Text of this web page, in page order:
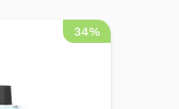
34%